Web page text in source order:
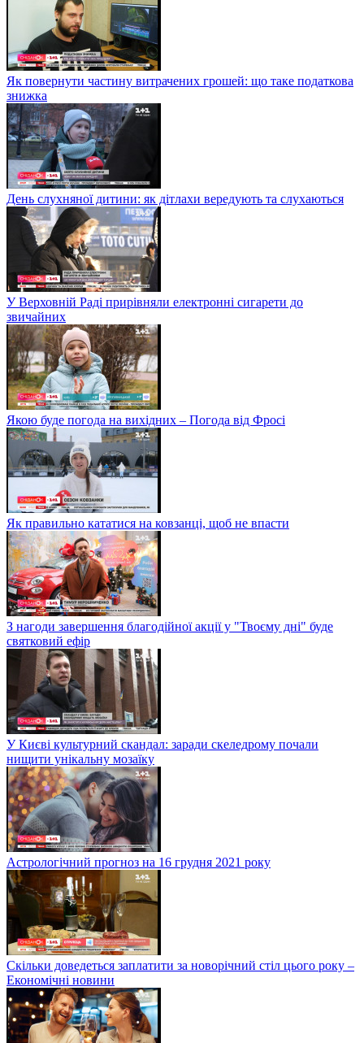
Як повернути частину витрачених грошей: що таке податкова
знижка
День слухняної дитини: як дітлахи вередують та слухаються
У Верховній Раді прирівняли електронні сигарети до
звичайних
Якою буде погода на вихідних – Погода від Фросі
Як правильно кататися на ковзанці, щоб не впасти
З нагоди завершення благодійної акції у "Твоєму дні" буде
святковий ефір
У Києві культурний скандал: заради скеледрому почали
нищити унікальну мозаїку
Астрологічний прогноз на 16 грудня 2021 року
Скільки доведеться заплатити за новорічний стіл цього року –
Економічні новини